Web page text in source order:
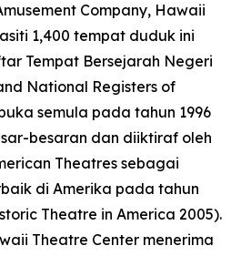
Company, Hawaii
1,400 tempat duduk ini
Tempat Bersejarah Negeri
National Registers of
semula pada tahun 1996
besaran dan diiktiraf oleh
Theatres sebagai
di Amerika pada tahun
Theatre in America 2005).
Theatre Center menerima